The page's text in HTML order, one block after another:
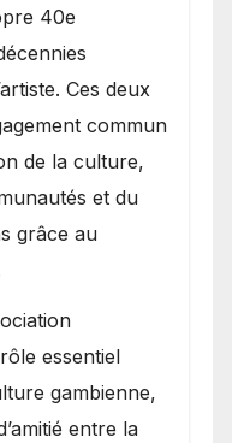
40e
Ces deux
commun
de la culture,
et du
grâce au
essentiel
gambienne,
entre la